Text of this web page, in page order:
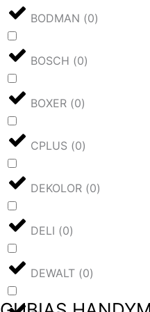
BODMAN (0)
BOSCH (0)
BOXER (0)
CPLUS (0)
DEKOLOR (0)
DELI (0)
DEWALT (0)